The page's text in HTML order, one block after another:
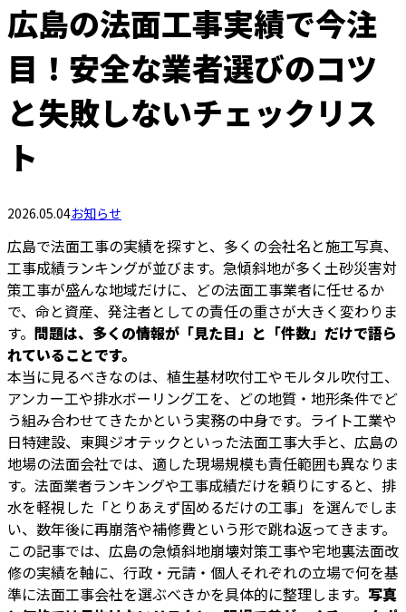
広島の法面工事実績で今注
目！安全な業者選びのコツ
と失敗しないチェックリス
ト
2026.05.04お知らせ
広島で法面工事の実績を探すと、多くの会社名と施工写真、
工事成績ランキングが並びます。急傾斜地が多く土砂災害対
策工事が盛んな地域だけに、どの法面工事業者に任せるか
で、命と資産、発注者としての責任の重さが大きく変わりま
す。 問題は、多くの情報が「見た目」と「件数」だけで語ら
れていることです。
本当に見るべきなのは、植生基材吹付工やモルタル吹付工、
アンカー工や排水ボーリング工を、どの地質・地形条件でど
う組み合わせてきたかという実務の中身です。ライト工業や
日特建設、東興ジオテックといった法面工事大手と、広島の
地場の法面会社では、適した現場規模も責任範囲も異なりま
す。法面業者ランキングや工事成績だけを頼りにすると、排
水を軽視した「とりあえず固めるだけの工事」を選んでしま
い、数年後に再崩落や補修費という形で跳ね返ってきます。
この記事では、広島の急傾斜地崩壊対策工事や宅地裏法面改
修の実績を軸に、行政・元請・個人それぞれの立場で何を基
準に法面工事会社を選ぶべきかを具体的に整理します。 写真